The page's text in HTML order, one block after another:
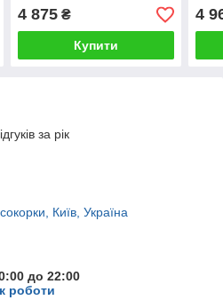
4 875₴
Купити
4
за рік
Київ, Україна
до 22:00
роботи